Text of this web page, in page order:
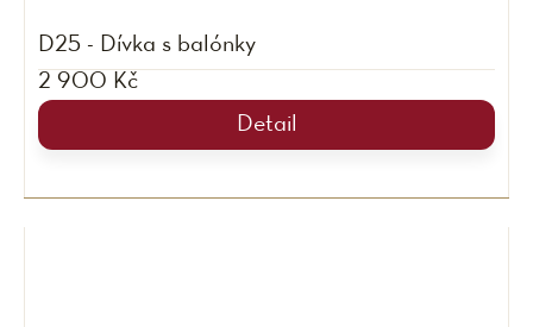
D25 - Dívka s balónky
2 900 Kč
Detail